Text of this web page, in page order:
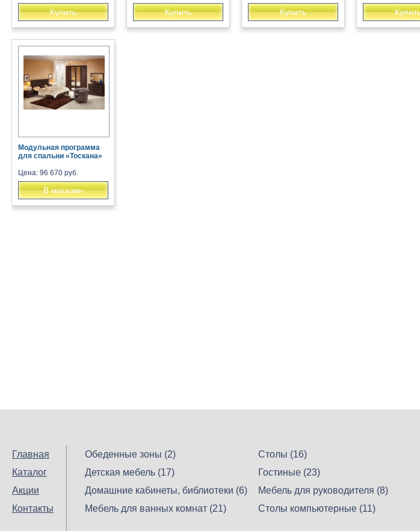
Купить Купить Купить
Модульная программа
для спальни «Тоскана»
Цена: 96 670 руб.
В магазин
Главная
Каталог
Акции
Контакты
Обеденные зоны (2) Столы (16)
Детская мебель (17)
Гостиные (23)
Домашние кабинеты, библиотеки (6)
Мебель для руководителя (8)
Мебель для ванных комнат (21)
Столы компьютерные (11)